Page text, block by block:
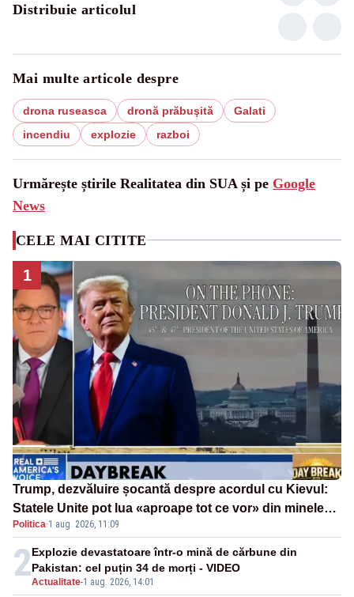
Distribuie articolul
Mai multe articole despre
drona ruseasca dronă prăbuşită
Galati
incendiu
explozie razboi
Urmărește știrile Realitatea din SUA și pe Google
News
CELE MAI CITITE
1
Trump, dezvăluire șocantă despre acordul cu Kievul:
Statele Unite pot lua «aproape tot ce vor» din minele
Ucrainei”
Politica·1 aug. 2026, 11:09
2Actualitate-1 aug. 2026, 14:01
Explozie devastatoare într-o mină de cărbune din
Pakistan: cel puțin 34 de morți - VIDEO